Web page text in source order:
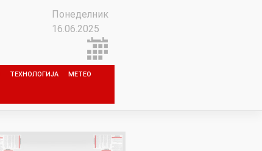
Понеделник
16.06.2025
ТЕХНОЛОГИЈА МЕТЕО